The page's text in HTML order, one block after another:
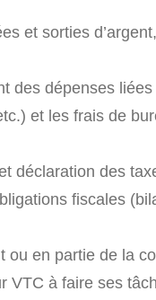
et sorties
des dépenses liées
et les frais de
déclaration des
fiscales
ou en partie de la
VTC à faire ses